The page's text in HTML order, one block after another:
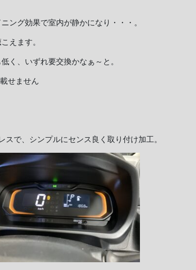
ング効果で室内が静かになり・・・。
えます。
く、いずれ要交換かなぁ～と。
せません
で、シンプルにセンス良く取り付け加工。